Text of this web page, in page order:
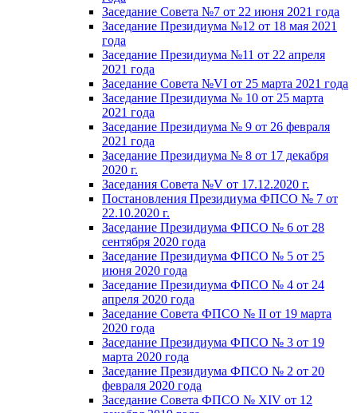
Заседание Совета №7 от 22 июня 2021 года
Заседание Президиума №12 от 18 мая 2021
года
Заседание Президиума №11 от 22 апреля
2021 года
Заседание Совета №VI от 25 марта 2021 года
Заседание Президиума № 10 от 25 марта
2021 года
Заседание Президиума № 9 от 26 февраля
2021 года
Заседание Президиума № 8 от 17 декабря
2020 г.
Заседания Совета №V от 17.12.2020 г.
Постановления Президиума ФПСО № 7 от
22.10.2020 г.
Заседание Президиума ФПСО № 6 от 28
сентября 2020 года
Заседание Президиума ФПСО № 5 от 25
июня 2020 года
Заседание Президиума ФПСО № 4 от 24
апреля 2020 года
Заседание Совета ФПСО № II от 19 марта
2020 года
Заседание Президиума ФПСО № 3 от 19
марта 2020 года
Заседание Президиума ФПСО № 2 от 20
февраля 2020 года
Заседание Совета ФПСО № XIV от 12